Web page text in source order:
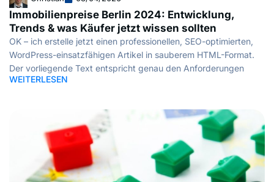
Immobilienpreise Berlin 2024: Entwicklung,
Trends & was Käufer jetzt wissen sollten
OK – ich erstelle jetzt einen professionellen, SEO-optimierten,
WordPress-einsatzfähigen Artikel in sauberem HTML-Format.
Der vorliegende Text entspricht genau den Anforderungen
WEITERLESEN